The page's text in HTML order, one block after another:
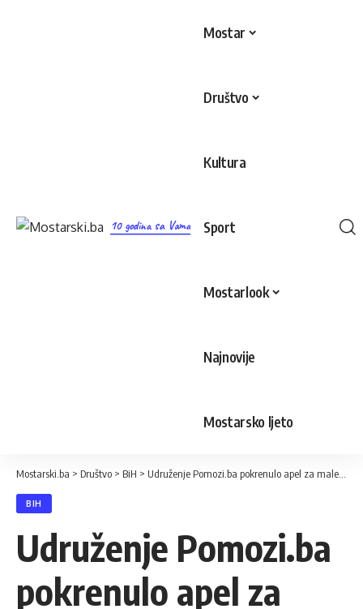
10 godina sa Vama
Mostar
Društvo
Kultura
Sport
Mostarlook
Najnovije
Mostarsko ljeto
Mostarski.ba > Društvo > BiH > Udruženje Pomozi.ba pokrenulo apel za malenu Edinu kojoj je potrebna operacija u Istanbulu
BIH
Udruženje Pomozi.ba
pokrenulo apel za